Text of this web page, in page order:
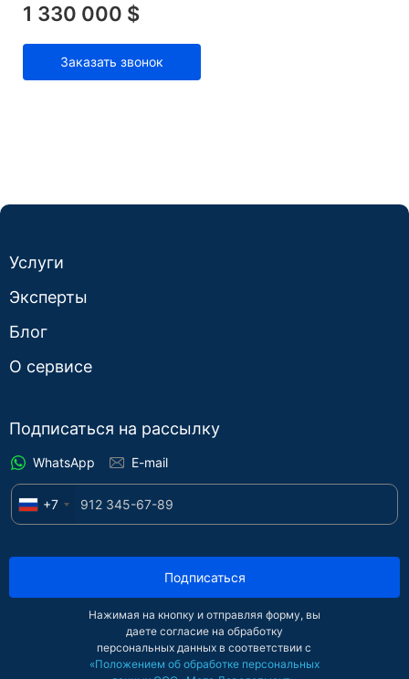
1 330 000 $
Заказать звонок
Услуги
Эксперты
Блог
О сервисе
Подписаться на рассылку
WhatsApp E-mail
+7
Подписаться
Нажимая на кнопку и отправляя форму, вы
даете согласие на обработку
персональных данных в соответствии с
«Положением об обработке персональных